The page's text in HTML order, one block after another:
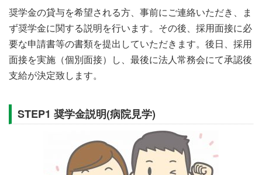
奨学金の貸与を希望される方、事前にご連絡いただき、ま
ず奨学金に関する説明を行います。その後、採用面接に必
要な申請書等の書類を提出していただきます。後日、採用
面接を実施（個別面接）し、最後に法人常務会にて承認後
支給が決定致します。
STEP1 奨学金説明(病院見学)